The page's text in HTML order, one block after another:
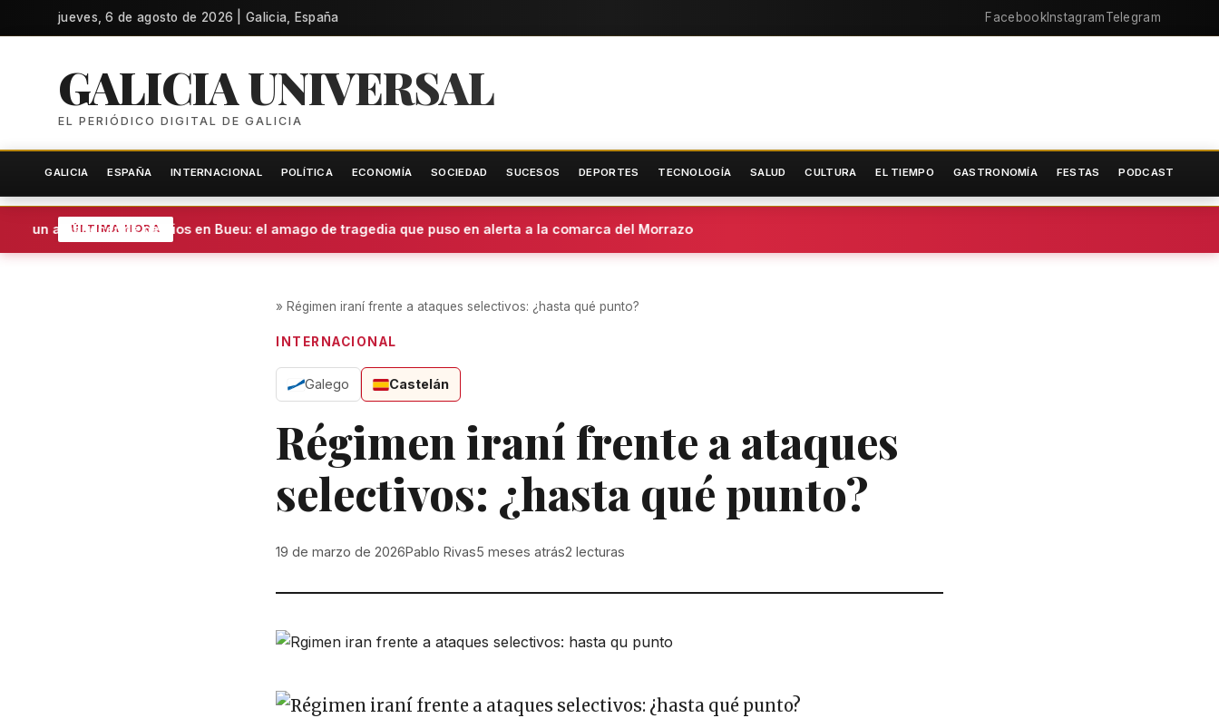
jueves, 6 de agosto de 2026 | Galicia, España FacebookInstagramTelegram
GALICIA UNIVERSAL
EL PERIÓDICO DIGITAL DE GALICIA
GALICIA ESPAÑA INTERNACIONAL POLÍTICA ECONOMÍA SOCIEDAD SUCESOS DEPORTES TECNOLOGÍA SALUD CULTURA EL TIEMPO GASTRONOMÍA FESTAS PODCAST
ÚLTIMA HORA
un amanecer de nervios en Bueu: el amago de tragedia que puso en alerta a la comarca del Morrazo
» Régimen iraní frente a ataques selectivos: ¿hasta qué punto?
INTERNACIONAL
Galego Castelán
Régimen iraní frente a ataques
selectivos: ¿hasta qué punto?
19 de marzo de 2026Pablo Rivas5 meses atrás2 lecturas